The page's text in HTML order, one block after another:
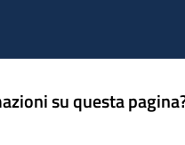
su questa